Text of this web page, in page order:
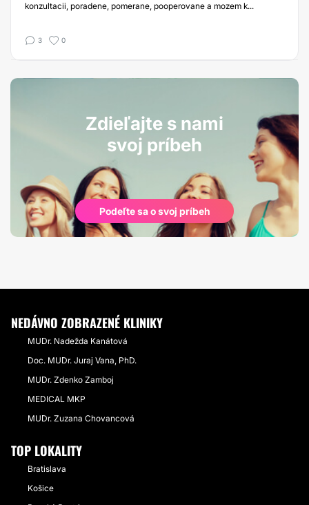
konzultacii, poradene, pomerane, pooperovane a mozem k...
3 0
Zdieľajte s nami
svoj príbeh
Podeľte sa o svoj príbeh
NEDÁVNO ZOBRAZENÉ KLINIKY
MUDr. Nadežda Kanátová
Doc. MUDr. Juraj Vana, PhD.
MUDr. Zdenko Zamboj
MEDICAL MKP
MUDr. Zuzana Chovancová
TOP LOKALITY
Bratislava
Košice